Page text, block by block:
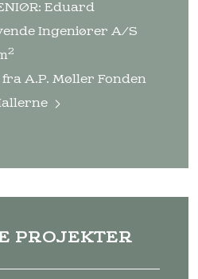
Eduard
Ingeniører A/S
2
A.P. Møller Fonden
PROJEKTER